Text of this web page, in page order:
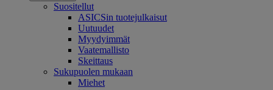
Suositellut
ASICSin tuotejulkaisut
Uutuudet
Myydyimmät
Vaatemallisto
Skeittaus
Sukupuolen mukaan
Miehet